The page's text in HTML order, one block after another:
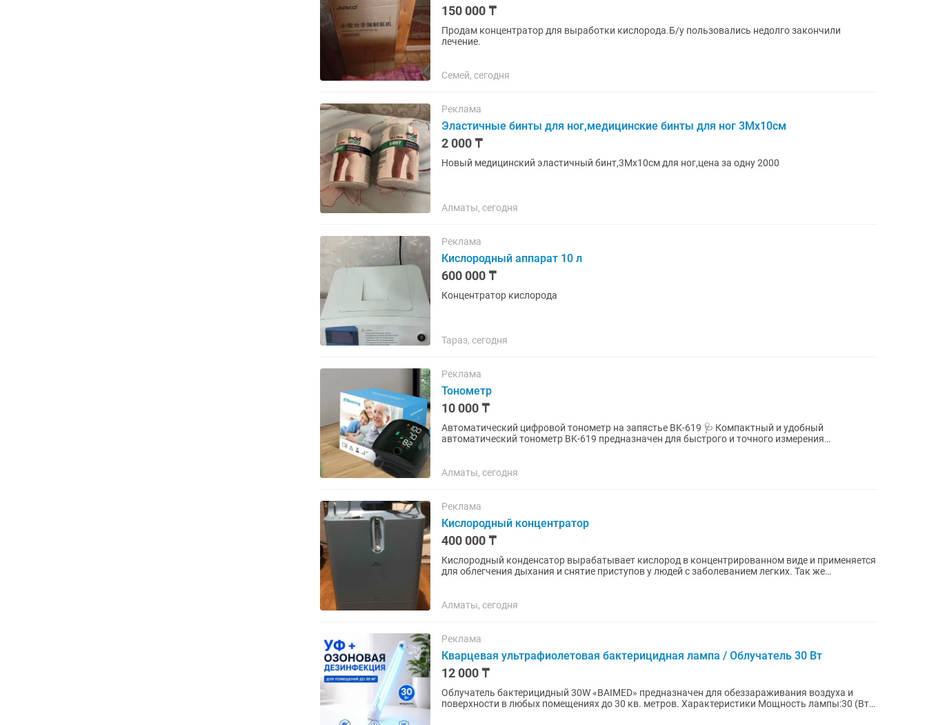
150 000 ₸
Продам концентратор для выработки кислорода.Б/у пользовались недолго закончили
лечение.
Семей, сегодня
Реклама
Эластичные бинты для ног,медицинские бинты для ног 3Мх10см
2 000 ₸
Новый медицинский эластичный бинт,3Мх10см для ног,цена за одну 2000
Алматы, сегодня
Реклама
Кислородный аппарат 10 л
600 000 ₸
Концентратор кислорода
Тараз, сегодня
Реклама
Тонометр
10 000 ₸
Автоматический цифровой тонометр на запястье BK-619 🩺 Компактный и удобный
автоматический тонометр BK-619 предназначен для быстрого и точного измерения
Алматы, сегодня
Реклама
Кислородный концентратор
400 000 ₸
Кислородный конденсатор вырабатывает кислород в концентрированном виде и применяется
для облегчения дыхания и снятие приступов у людей с заболеванием легких. Так же
Алматы, сегодня
Реклама
Кварцевая ультрафиолетовая бактерицидная лампа / Облучатель 30 Вт
12 000 ₸
Облучатель бактерицидный 30W «BAIMED» предназначен для обеззараживания воздуха и
поверхности в любых помещениях до 30 кв. метров. Характеристики Мощность лампы:30 (Вт)